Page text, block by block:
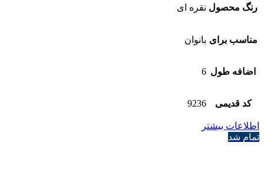
رنگ محصول نقره ای
مناسب برای بانوان
اضافه طول 6
کد قدیمی 9236
اطلاعات بیشتر
تمام شد